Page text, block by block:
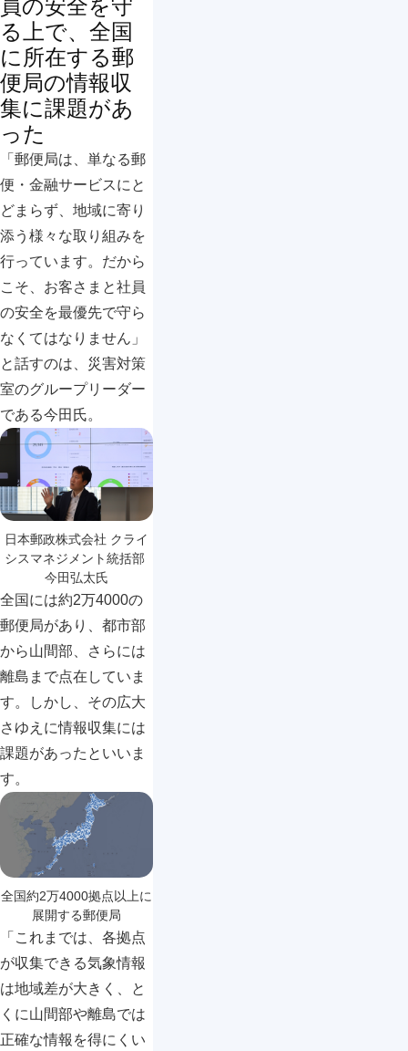
員の安全を守
る上で、全国
に所在する郵
便局の情報収
集に課題があ
った
「郵便局は、単なる郵
便・金融サービスにと
どまらず、地域に寄り
添う様々な取り組みを
行っています。だから
こそ、お客さまと社員
の安全を最優先で守ら
なくてはなりません」
と話すのは、災害対策
室のグループリーダー
である今田氏。
日本郵政株式会社 クライ
シスマネジメント統括部
今田弘太氏
全国には約2万4000の
郵便局があり、都市部
から山間部、さらには
離島まで点在していま
す。しかし、その広大
さゆえに情報収集には
課題があったといいま
す。
全国約2万4000拠点以上に
展開する郵便局
「これまでは、各拠点
が収集できる気象情報
は地域差が大きく、と
くに山間部や離島では
正確な情報を得にくい